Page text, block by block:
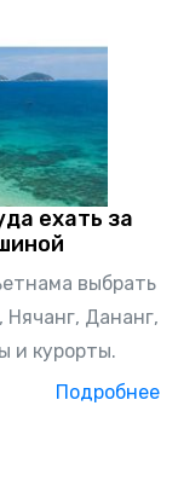
ехать за
выбрать
Дананг,
и курорты.
Подробнее